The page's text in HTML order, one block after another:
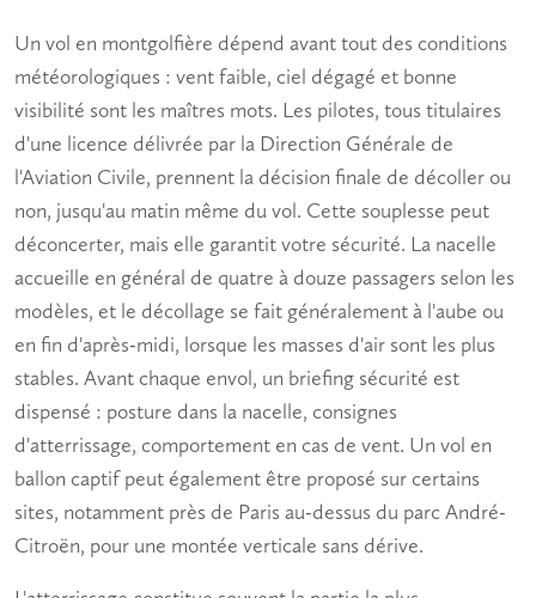
Un vol en montgolfière dépend avant tout des conditions
météorologiques : vent faible, ciel dégagé et bonne
visibilité sont les maîtres mots. Les pilotes, tous titulaires
d'une licence délivrée par la Direction Générale de
l'Aviation Civile, prennent la décision finale de décoller ou
non, jusqu'au matin même du vol. Cette souplesse peut
déconcerter, mais elle garantit votre sécurité. La nacelle
accueille en général de quatre à douze passagers selon les
modèles, et le décollage se fait généralement à l'aube ou
en fin d'après-midi, lorsque les masses d'air sont les plus
stables. Avant chaque envol, un briefing sécurité est
dispensé : posture dans la nacelle, consignes
d'atterrissage, comportement en cas de vent. Un vol en
ballon captifpeut également être proposé sur certains
sites, notamment près de Paris au-dessus du parc André-
Citroën, pour une montée verticale sans dérive.